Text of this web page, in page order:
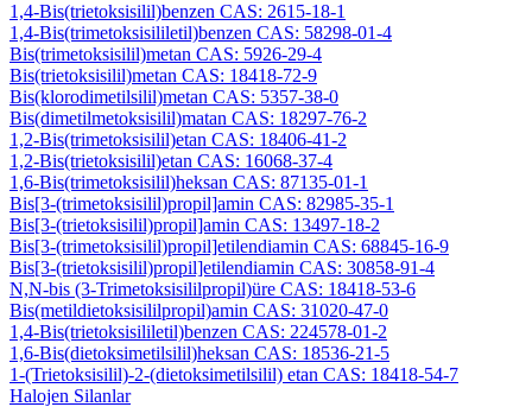
1,4-Bis(trietoksisilil)benzen CAS: 2615-18-1
1,4-Bis(trimetoksisililetil)benzen CAS: 58298-01-4
Bis(trimetoksisilil)metan CAS: 5926-29-4
Bis(trietoksisilil)metan CAS: 18418-72-9
Bis(klorodimetilsilil)metan CAS: 5357-38-0
Bis(dimetilmetoksisilil)matan CAS: 18297-76-2
1,2-Bis(trimetoksisilil)etan CAS: 18406-41-2
1,2-Bis(trietoksisilil)etan CAS: 16068-37-4
1,6-Bis(trimetoksisilil)heksan CAS: 87135-01-1
Bis[3-(trimetoksisilil)propil]amin CAS: 82985-35-1
Bis[3-(trietoksisilil)propil]amin CAS: 13497-18-2
Bis[3-(trimetoksisilil)propil]etilendiamin CAS: 68845-16-9
Bis[3-(trietoksisilil)propil]etilendiamin CAS: 30858-91-4
N,N-bis (3-Trimetoksisililpropil)üre CAS: 18418-53-6
Bis(metildietoksisililpropil)amin CAS: 31020-47-0
1,4-Bis(trietoksisililetil)benzen CAS: 224578-01-2
1,6-Bis(dietoksimetilsilil)heksan CAS: 18536-21-5
1-(Trietoksisilil)-2-(dietoksimetilsilil) etan CAS: 18418-54-7
Halojen Silanlar